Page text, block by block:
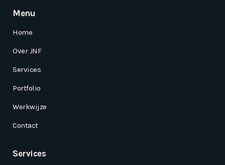
Menu
Home
Over JNF
Services
Portfolio
Werkwijze
Contact
Services